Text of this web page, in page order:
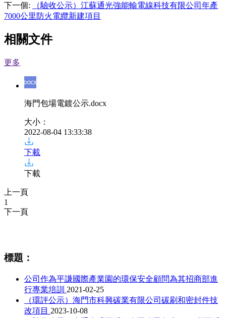
下一個:
（驗收公示）江蘇通光強能輸電線科技有限公司年產
7000公里防火電纜新建項目
相關文件
更多
海門包場電鍍公示.docx
大小：
2022-08-04 13:33:38
下載
下載
上一頁
1
下一頁
標題：
公司作為平謙國際產業園的環保安全顧問為其招商部進
行專業培訓 2021-02-25
（環評公示）海門市科興碳業有限公司碳刷和密封件技
改項目 2023-10-08